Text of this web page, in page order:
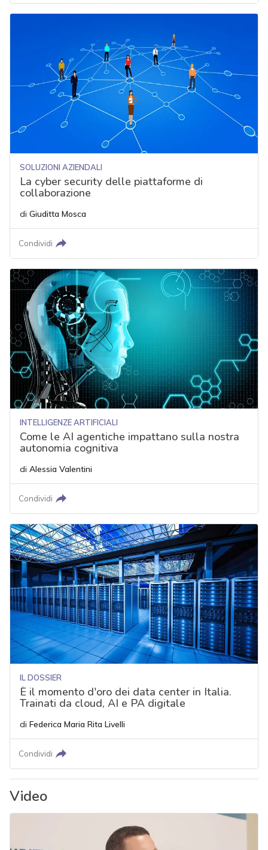
SOLUZIONI AZIENDALI
La cyber security delle piattaforme di
collaborazione
di Giuditta Mosca
Condividi
INTELLIGENZE ARTIFICIALI
Come le AI agentiche impattano sulla nostra
autonomia cognitiva
di Alessia Valentini
Condividi
IL DOSSIER
È il momento d'oro dei data center in Italia.
Trainati da cloud, AI e PA digitale
di Federica Maria Rita Livelli
Condividi
Video